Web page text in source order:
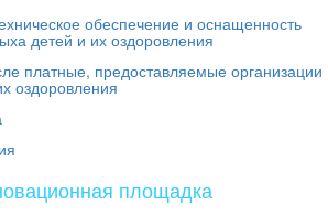
обеспечение и оснащенность
детей и их оздоровления
платные, предоставляемые организации
оздоровления
площадка